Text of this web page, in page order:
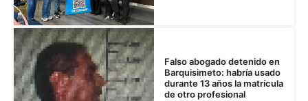
Falso abogado detenido en
Barquisimeto: habría usado
durante 13 años la matrícula
de otro profesional